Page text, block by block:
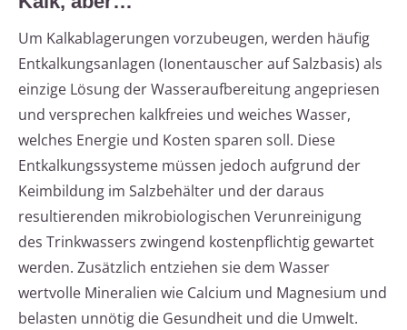
Um Kalkablagerungen vorzubeugen, werden häufig
Entkalkungsanlagen (Ionentauscher auf Salzbasis) als
einzige Lösung der Wasseraufbereitung angepriesen
und versprechen kalkfreies und weiches Wasser,
welches Energie und Kosten sparen soll. Diese
Entkalkungssysteme müssen jedoch aufgrund der
Keimbildung im Salzbehälter und der daraus
resultierenden mikrobiologischen Verunreinigung
des Trinkwassers zwingend kostenpflichtig gewartet
werden. Zusätzlich entziehen sie dem Wasser
wertvolle Mineralien wie Calcium und Magnesium und
belasten unnötig die Gesundheit und die Umwelt.